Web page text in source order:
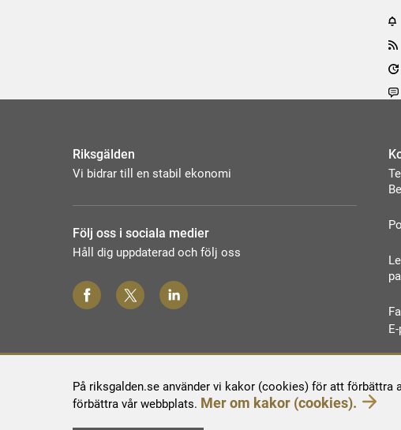
På riksgalden.se använder vi kakor (cookies) för att
förbättra vår webbplats. Mer om kakor (cookies).
Riksgälden
Vi bidrar till en stabil ekonomi
Följ oss i sociala medier
Håll dig uppdaterad och följ oss